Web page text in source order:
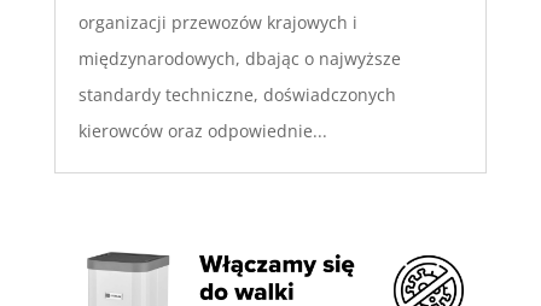
organizacji przewozów krajowych i
międzynarodowych, dbając o najwyższe
standardy techniczne, doświadczonych
kierowców oraz odpowiednie...